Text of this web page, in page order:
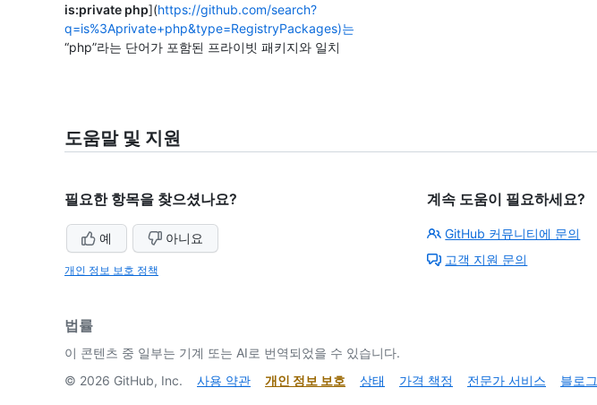
is:private php](https://github.com/search?
q=is%3Aprivate+php&type=RegistryPackages)는
“php”라는 단어가 포함된 프라이빗 패키지와 일치
도움말 및 지원
필요한 항목을 찾으셨나요?
예 아니요
개인 정보 보호 정책
계속 도움이 필요하세요?
GitHub 커뮤니티에 문의
고객 지원 문의
법률
이 콘텐츠 중 일부는 기계 또는 AI로 번역되었을 수 있습니다.
© 2026 GitHub, Inc. 사용 약관 개인 정보 보호 상태 가격 책정 전문가 서비스 블로그